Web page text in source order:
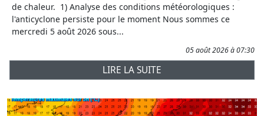
de chaleur. 1) Analyse des conditions météorologiques :
l'anticyclone persiste pour le moment Nous sommes ce
mercredi 5 août 2026 sous...
05 août 2026 à 07:30
LIRE LA SUITE